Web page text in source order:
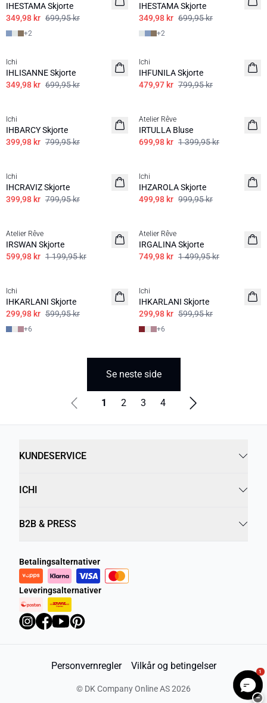
IHESTAMA Skjorte
349,98 kr 699,95 kr
+2
IHESTAMA Skjorte
349,98 kr 699,95 kr
+2
Ichi
IHLISANNE Skjorte
349,98 kr 699,95 kr
Ichi
IHFUNILA Skjorte
479,97 kr 799,95 kr
Ichi
IHBARCY Skjorte
399,98 kr 799,95 kr
Atelier Rêve
IRTULLA Bluse
699,98 kr 1 399,95 kr
Ichi
IHCRAVIZ Skjorte
399,98 kr 799,95 kr
Ichi
IHZAROLA Skjorte
499,98 kr 999,95 kr
Atelier Rêve
IRSWAN Skjorte
599,98 kr 1 199,95 kr
Atelier Rêve
IRGALINA Skjorte
749,98 kr 1 499,95 kr
Ichi
IHKARLANI Skjorte
299,98 kr 599,95 kr
+6
Ichi
IHKARLANI Skjorte
299,98 kr 599,95 kr
+6
Se neste side
1 2 3 4
KUNDESERVICE
ICHI
B2B & PRESS
Betalingsalternativer
Leveringsalternativer
Personvernregler Vilkår og betingelser
© DK Company Online AS2026
1
−